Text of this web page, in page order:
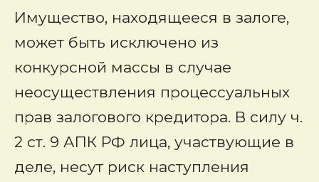
Имущество, находящееся в залоге,
может быть исключено из
конкурсной массы в случае
неосуществления процессуальных
прав залогового кредитора. В силу ч.
2 ст. 9 АПК РФ лица, участвующие в
деле, несут риск наступления